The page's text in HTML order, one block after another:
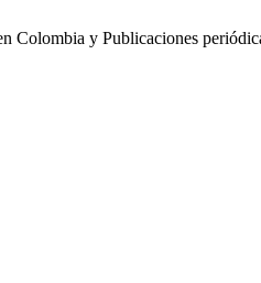
Colombia y Publicaciones